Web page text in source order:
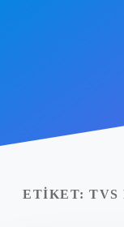
Yasal Uyarı
ETIKET: TVS